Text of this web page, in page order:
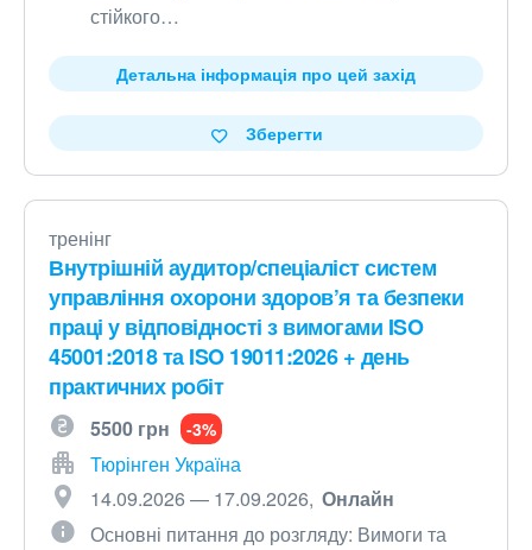
стійкого…
Детальна інформація про цей захід
Зберегти
тренінг
Внутрішній аудитор/спеціаліст систем
управління охорони здоров’я та безпеки
праці у відповідності з вимогами ISO
45001:2018 та ISO 19011:2026 + день
практичних робіт
5500 грн -3%
Тюрінген Україна
14.09.2026 — 17.09.2026 Онлайн
Основні питання до розгляду: Вимоги та